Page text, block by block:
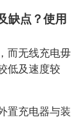
缺点？使用
而无线充电毋
低及速度较
置充电器与装